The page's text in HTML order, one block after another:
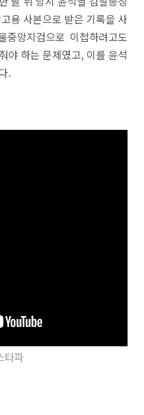
용 사본으로 받은 기록을 사
앙지검으로 이첩하려고도
야 하는 문제였고, 이를 윤석
.
타파